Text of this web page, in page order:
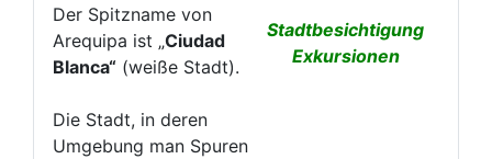
Der Spitzname von
Arequipa ist „Ciudad
Blanca“ (weiße Stadt).
Die Stadt, in deren
Umgebung man Spuren
Stadtbesichtigung
Exkursionen